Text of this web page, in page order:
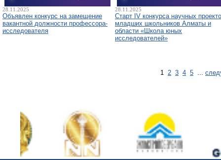
28.11.2025
Объявлен конкурс на замещение
вакантной должности профессора-
исследователя
28.11.2025
Старт IV конкурса научных
младших школьников Алматы и
области «Школа юных
исследователей»
1 2 3 4 5 ...